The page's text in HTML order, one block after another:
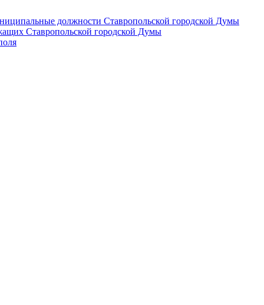
должности Ставропольской городской Думы
Ставропольской городской Думы